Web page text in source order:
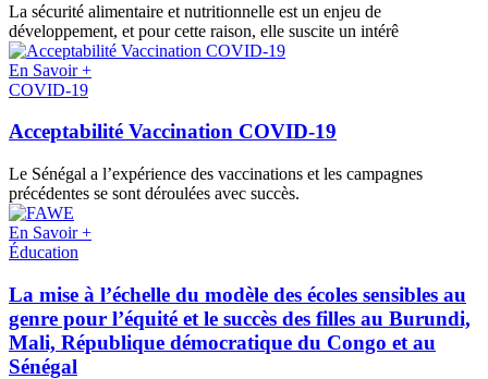
La sécurité alimentaire et nutritionnelle est un enjeu de
développement, et pour cette raison, elle suscite un intérê
En Savoir +
COVID-19
Acceptabilité Vaccination COVID-19
Le Sénégal a l’expérience des vaccinations et les campagnes
précédentes se sont déroulées avec succès.
En Savoir +
Éducation
La mise à l’échelle du modèle des écoles sensibles au
genre pour l’équité et le succès des filles au Burundi,
Mali, République démocratique du Congo et au
Sénégal